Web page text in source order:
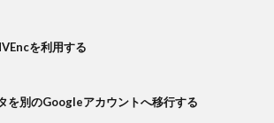
を利用する
を別のGoogleアカウントへ移行する